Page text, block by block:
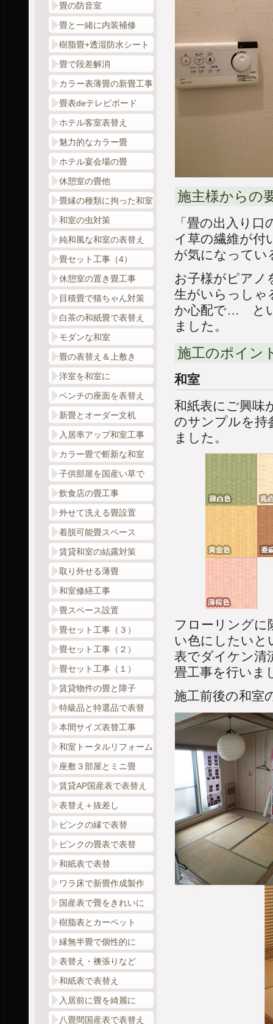
施主様からの
「畳の出入り
イ草の繊維が付
が気になって
お子様がピアノ
生がいらっしゃ
か心配で… と
ました。
施工のポイン
和室
和紙表にご興味
のサンプルを持
ました。
フローリングに
い色にしたいと
表でダイケン清
畳工事を行いま
施工前後の和室
畳の防音室
畳と一緒に内装補修
樹脂畳+透湿防水シート
畳で段差解消
カラー表薄畳の新畳工事
畳表deテレビボード
ホテル客室表替え
魅力的なカラー畳
ホテル宴会場の畳
休憩室の畳他
畳縁の種類に拘った和室
和室の虫対策
純和風な和室の表替え
畳セット工事（4）
休憩室の置き畳工事
目積畳で猫ちゃん対策
白茶の和紙畳で表替え
モダンな和室
畳の表替え＆上敷き
洋室を和室に
ベンチの座面を表替え
新畳とオーダー文机
入居率アップ和室工事
カラー畳で斬新な和室
子供部屋を国産い草で
飲食店の畳工事
外せて洗える畳設置
着脱可能畳スペース
賃貸和室の結露対策
取り外せる薄畳
和室修繕工事
畳スペース設置
畳セット工事（３）
畳セット工事（２）
畳セット工事（１）
賃貸物件の畳と障子
特級品と特選品で表替
本間サイズ表替工事
和室トータルリフォーム
座敷３部屋とミニ畳
賃貸AP国産表で表替え
表替え＋抜差し
ピンクの縁で表替
ピンクの畳表で表替
和紙表で表替
ワラ床で新畳作成製作
国産表で畳をきれいに
樹脂表とカーペット
縁無半畳で個性的に
表替え・襖張りなど
和紙表で表替え
入居前に畳を綺麗に
八畳間国産表で表替え